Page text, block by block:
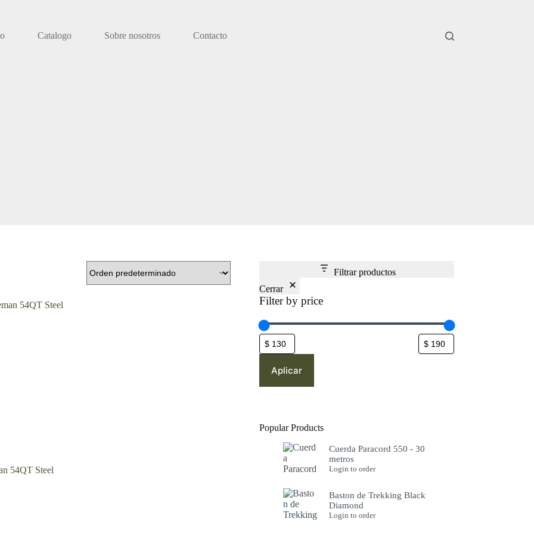
Catalogo Sobre nosotros Contacto
54QT Steel
Filtrar productos
Cerrar
Filter by price
Aplicar
Popular Products
Cuerda Paracord 550 - 30
metros
Login to order
Baston de Trekking Black
Diamond
Login to order